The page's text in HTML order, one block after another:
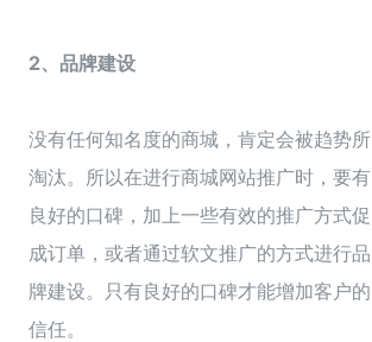
2、品牌建设
没有任何知名度的商城，肯定会被趋势所
淘汰。所以在进行商城网站推广时，要有
良好的口碑，加上一些有效的推广方式促
成订单，或者通过软文推广的方式进行品
牌建设。只有良好的口碑才能增加客户的
信任。